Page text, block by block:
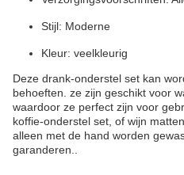
Stijl: Moderne
Kleur: veelkleurig
Deze drank-onderstel set kan
behoeften. ze zijn geschikt voor
waardoor ze perfect zijn voor
koffie-onderstel set, of wijn
alleen met de hand worden
garanderen..